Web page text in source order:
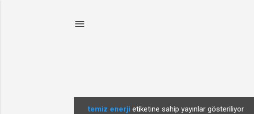
temiz enerji etiketine sahip yayınlar gösteriliyor